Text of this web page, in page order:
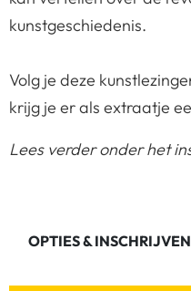
kunstgeschiedenis.
Volg je deze
krijg je er als extraatje
Lees verder onder het
OPTIES & INSCHRIJVEN